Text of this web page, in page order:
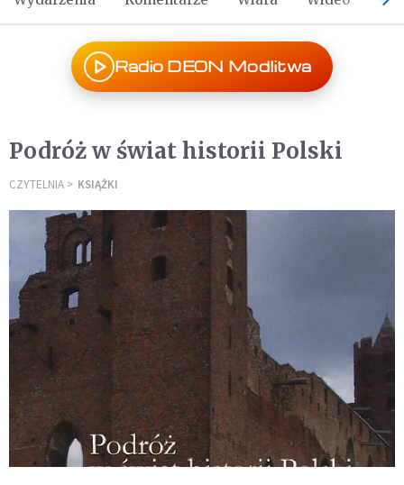
Radio DEON Modlitwa
Podróż w świat historii Polski
CZYTELNIA KSIĄŻKI